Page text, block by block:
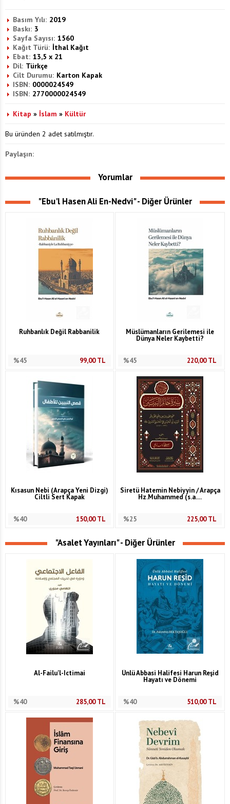
Basım Yılı: 2019
Baskı: 3
Sayfa Sayısı: 1560
Kağıt Türü: İthal Kağıt
Ebat: 13,5 x 21
Dil: Türkçe
Cilt Durumu: Karton Kapak
ISBN: 0000024549
ISBN: 2770000024549
Kitap » İslam » Kültür
Bu üründen 2 adet satılmıştır.
Paylaşın:
Yorumlar
"Ebu'l Hasen Ali En-Nedvi" - Diğer Ürünler
Ruhbanlık Değil Rabbanilik
%45 99,00TL
Müslümanların Gerilemesi ile
Dünya Neler Kaybetti?
%45 220,00TL
Kısasun Nebi (Arapça Yeni Dizgi)
Ciltli Sert Kapak
%40 150,00TL
Siretü Hatemin Nebiyyin / Arapça
Hz.Muhammed (s.a....
%25 225,00TL
"Asalet Yayınları" - Diğer Ürünler
Al-Failu'l-Ictimai
%40 285,00TL
Ünlü Abbasi Halifesi Harun Reşid
Hayatı ve Dönemi
%40 510,00TL